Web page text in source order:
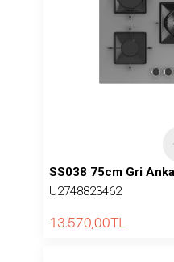
SS038 75cm Gri
U2748823462
13.570,00TL